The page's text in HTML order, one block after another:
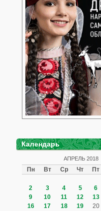
Календарь
АПРЕЛЬ 2018
Пн Вт Ср Чт Пт
2
3 4 5 6
9
10 11 12 13
16
17 18 19 20